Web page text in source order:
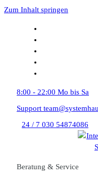
Zum Inhalt springen
8:00 - 22:00 Mo bis Sa
Support
24 / 7 030 54874086
Beratung & Service